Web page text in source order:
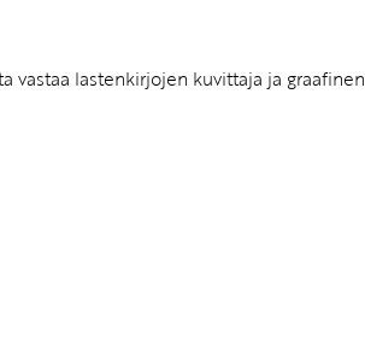
vastaa lastenkirjojen kuvittaja ja